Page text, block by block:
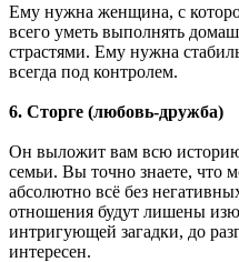
Ему нужна женщина, с
всего уметь выполнять
страстями. Ему нужна
всегда под контролем.
6. Сторге (любовь-дружба)
Он выложит вам всю
семьи. Вы точно знаете, что
абсолютно всё без
отношения будут лишены
интригующей загадки, до
интересен.